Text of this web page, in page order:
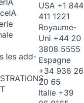
IA
IA
les add-
USA +1 844
411 1221
Royaume-
Uni +44 20
3808 5555
Espagne
+34 936 26
20 65
Italie +39